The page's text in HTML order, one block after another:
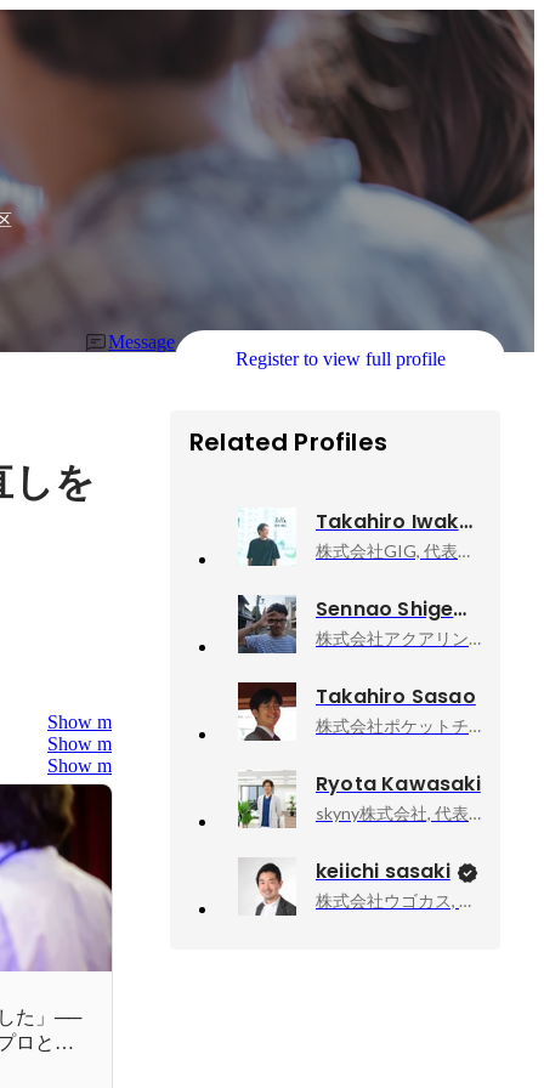
Message
Register to view full profile
しを
Show more
Show more
Show more
た」──
ロとし
Related Profiles
Takahiro Iwakami
株式会社GIG, 代表取締役
Sennao Shigemori
株式会社アクアリング, 代表取締役社長 Producer
Takahiro Sasao
株式会社ポケットチェンジ, インテグレーション・サクセス・エンジニア
Ryota Kawasaki
skyny株式会社, 代表取締役
keiichi sasaki
株式会社ウゴカス, 代表取締役